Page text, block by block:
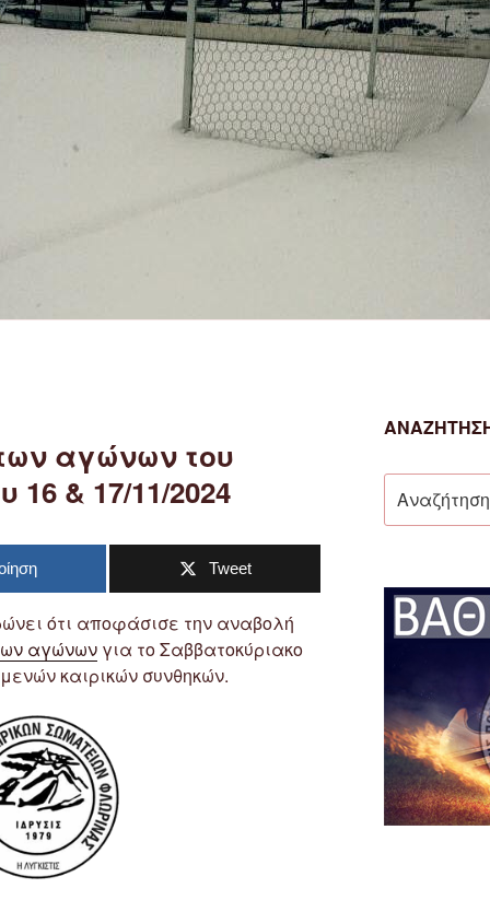
αγώνων του
& 17/11/2024
Tweet
ότι αποφάσισε την αναβολή
αγώνων για το Σαββατοκύριακο
καιρικών συνθηκών.
για: